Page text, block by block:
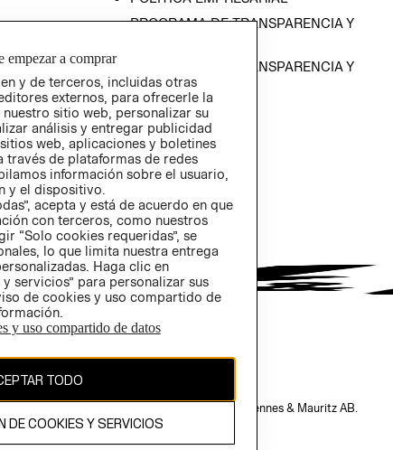
PROGRAMA DE TRANSPARENCIA Y
PROGRAMA DE TRANSPARENCIA Y
ÉTICA (INGLÉS)
por copyright y es propiedad de H&M Hennes & Mauritz AB.
empezar a comprar
y de terceros, incluidas otras
externos, para ofrecerle la
sitio web, personalizar su
análisis y entregar publicidad
web, aplicaciones y boletines
través de plataformas de redes
información sobre el usuario,
y el dispositivo.
acepta y está de acuerdo en que
con terceros, como nuestros
“Solo cookies requeridas”, se
lo que limita nuestra entrega
Haga clic en
servicios” para personalizar sus
de cookies y uso compartido de
y uso compartido de datos
TODO
DE COOKIES Y SERVICIOS